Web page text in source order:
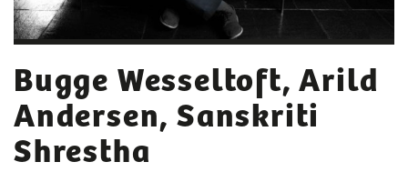
Bugge Wesseltoft, Arild
Andersen, Sanskriti
Shrestha